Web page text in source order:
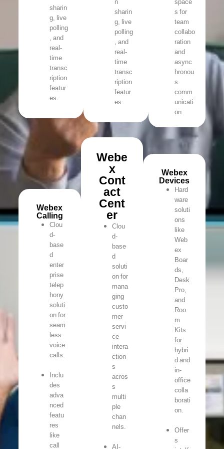
sharin
g, live
polling
, and
real-
time
transc
ription
featur
es.
sharin
g, live
polling
, and
real-
time
transc
ription
featur
es.
s for
team
collabo
ration
and
async
hronou
s
comm
unicati
on.
Webex
Calling
Clou
d-
base
d
enter
prise
telep
hony
soluti
on for
seam
less
voice
calls.
Inclu
des
adva
nced
featu
res
like
call
Webe
x
Cont
act
Cent
er
Clou
d-
base
d
soluti
on for
mana
ging
custo
mer
servi
ce
intera
ction
s
acros
s
multi
ple
chan
nels.
AI-
Webex
Devices
Hard
ware
soluti
ons
like
Web
ex
Boar
ds,
Desk
Pro,
and
Roo
m
Kits
for
hybri
d and
in-
office
colla
borati
on.
Offer
s